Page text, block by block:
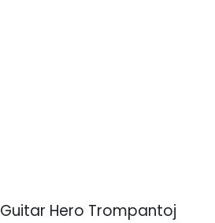
Guitar Hero Trompantoj